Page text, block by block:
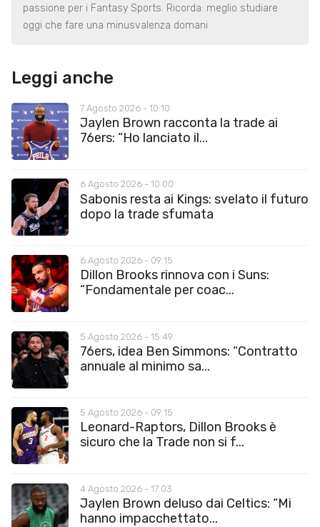
passione per i Fantasy Sports. Ricorda: meglio studiare
oggi che fare una minusvalenza domani
Leggi anche
7 Agosto 2026 - 10:10
Jaylen Brown racconta la trade ai
76ers: “Ho lanciato il...
6 Agosto 2026 - 10:00
Sabonis resta ai Kings: svelato il futuro
dopo la trade sfumata
6 Agosto 2026 - 09:15
Dillon Brooks rinnova con i Suns:
“Fondamentale per coac...
5 Agosto 2026 - 15:49
76ers, idea Ben Simmons: “Contratto
annuale al minimo sa...
5 Agosto 2026 - 09:15
Leonard-Raptors, Dillon Brooks è
sicuro che la Trade non si f...
4 Agosto 2026 - 17:03
Jaylen Brown deluso dai Celtics: “Mi
hanno impacchettato...